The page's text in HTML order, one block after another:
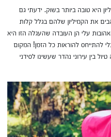
היא טובה ביותר בשוק. ידעתי גם
את הקמיליון שלהם בגלל קלות
עלי הן העובדה שהעגלה הזו היא
להתייחס להוראות כל הזמן! המקום
בין עירוני נהדר שעשינו לסידני